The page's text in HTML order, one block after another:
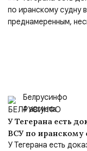
Белрусинфо
4 августа
У Тегерана есть
ВСУ по иранскому
море был
У Тегерана есть